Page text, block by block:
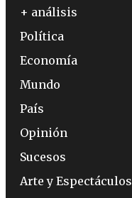
+ análisis
Política
Economía
Mundo
País
Opinión
Sucesos
Arte y Espectáculos